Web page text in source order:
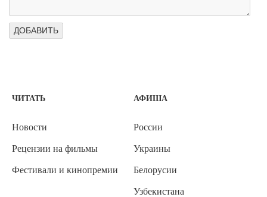
ЧИТАТЬ
Новости
Рецензии на фильмы
Фестивали и кинопремии
АФИША
России
Украины
Белорусии
Узбекистана